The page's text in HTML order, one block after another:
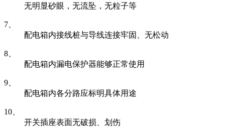
无明显砂眼，无流坠，无粒子等
7、
配电箱内接线桩与导线连接牢固、无松动
8、
配电箱内漏电保护器能够正常使用
9、
配电箱内各分路应标明具体用途
10、
开关插座表面无破损、划伤